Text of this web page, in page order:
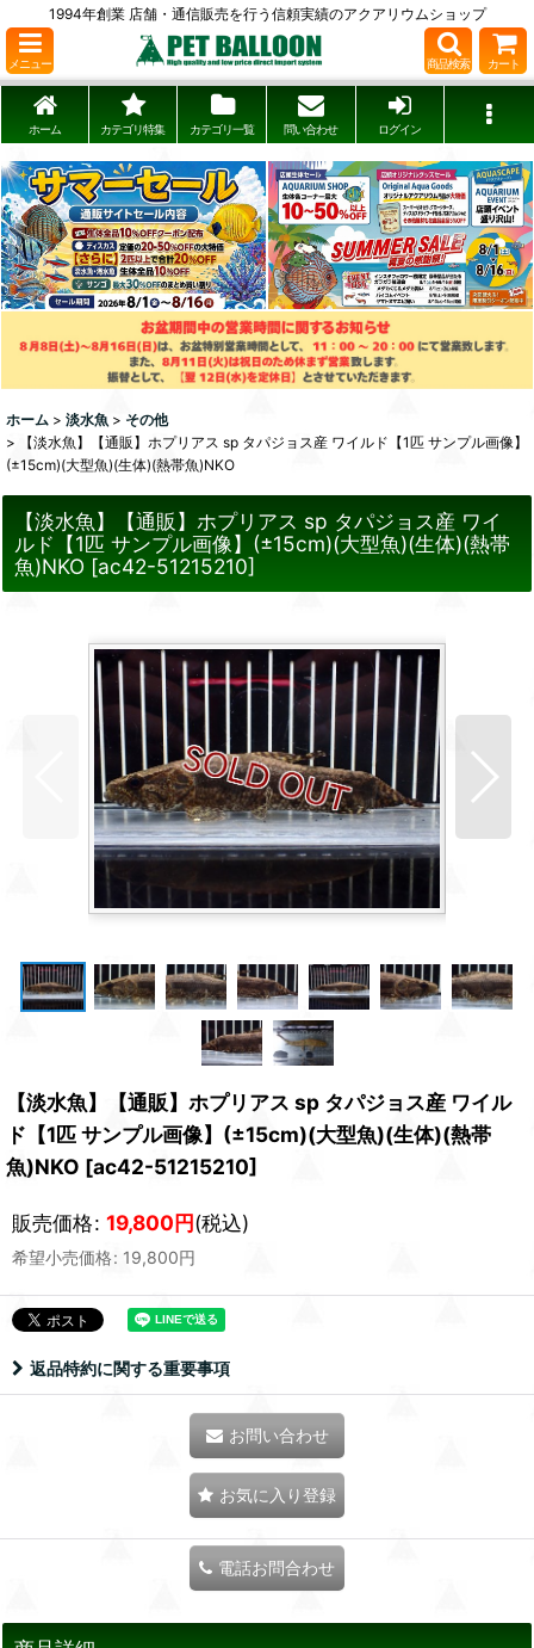
1994年創業 店舗・通信販売を行う信頼実績のアクアリウムショップ
メニュー 商品検索 カート
ホーム カテゴリ特集 カテゴリ一覧 問い合わせ ログイン
ホーム > 淡水魚 > その他
>
【淡水魚】【通販】ホプリアス sp タパジョス産 ワイルド【1匹 サンプル画像】
(±15cm)(大型魚)(生体)(熱帯魚)NKO
【淡水魚】【通販】ホプリアス sp タパジョス産 ワイ
ルド【1匹 サンプル画像】(±15cm)(大型魚)(生体)(熱帯
魚)NKO [ac42-51215210]
【淡水魚】【通販】ホプリアス sp タパジョス産 ワイル
ド【1匹 サンプル画像】(±15cm)(大型魚)(生体)(熱帯
魚)NKO [ac42-51215210]
販売価格: 19,800円(税込)
希望小売価格: 19,800円
返品特約に関する重要事項
お問い合わせ
お気に入り登録
電話お問合わせ